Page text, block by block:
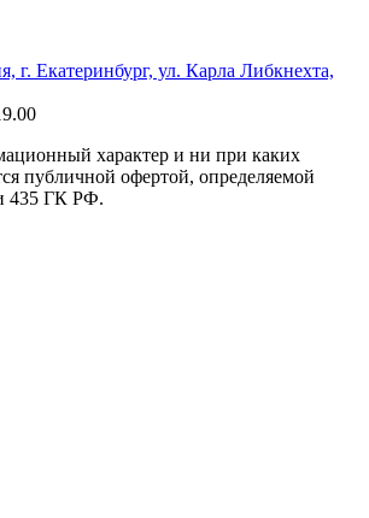
г. Екатеринбург, ул. Карла Либкнехта,
характер и ни при каких
публичной офертой, определяемой
435 ГК РФ.